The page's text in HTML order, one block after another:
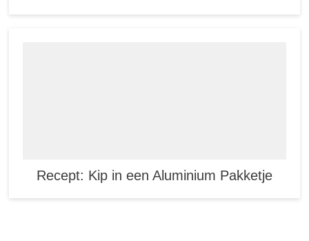
Recept: Kip in een Aluminium Pakketje